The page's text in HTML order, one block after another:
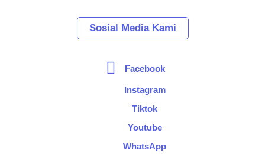
Sosial Media Kami
Facebook
Instagram
Tiktok
Youtube
WhatsApp